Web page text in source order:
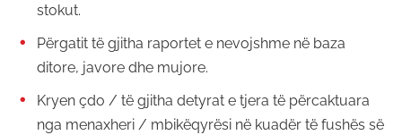
stokut.
Përgatit të gjitha raportet e nevojshme në baza
ditore, javore dhe mujore.
Kryen çdo / të gjitha detyrat e tjera të përcaktuara
nga menaxheri / mbikëqyrësi në kuadër të fushës së